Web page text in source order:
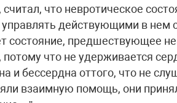
считал, что невротическое
управлять действующими в нем
состояние, предшествующее
потому что не удерживается
и бессердна оттого, что не
взаимную помощь, они